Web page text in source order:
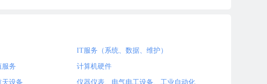
IT服务（系统、数据、维护）
服务 计算机硬件
天设备 仪器仪表、电气电工设备、工业自动化